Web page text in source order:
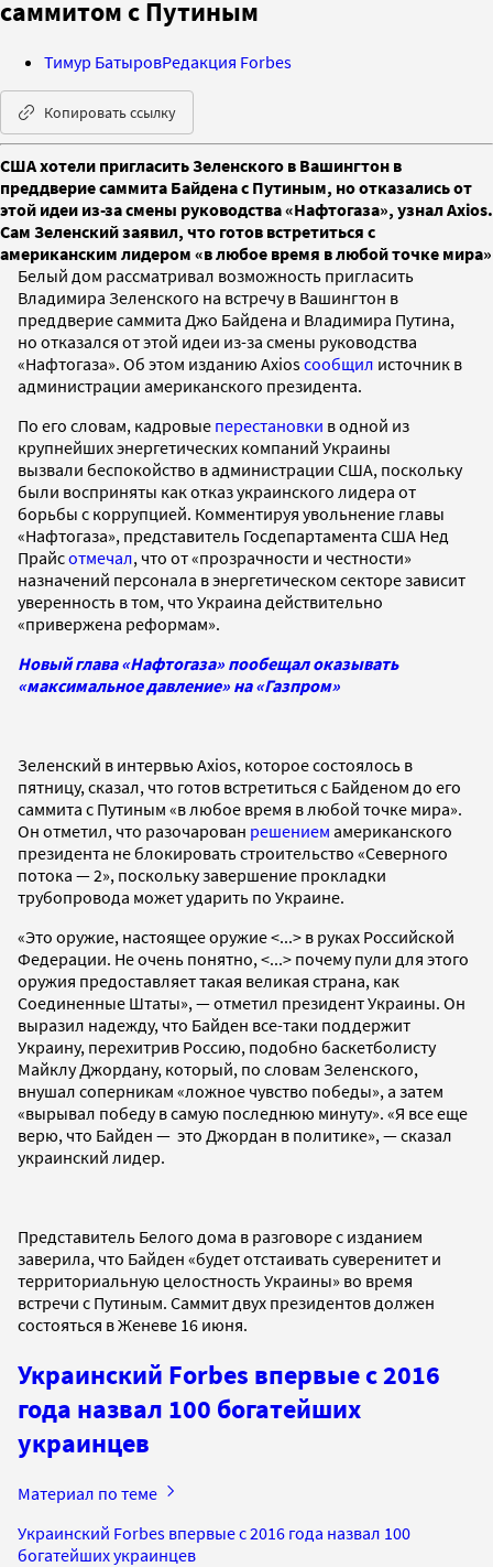
саммитом с Путиным
Тимур БатыровРедакция Forbes
Копировать ссылку
США хотели пригласить Зеленского в Вашингтон в
преддверие саммита Байдена с Путиным, но отказались от
этой идеи из-за смены руководства «Нафтогаза», узнал Axios.
Сам Зеленский заявил, что готов встретиться с
американским лидером «в любое время в любой точке мира»
Белый дом рассматривал возможность пригласить
Владимира Зеленского на встречу в Вашингтон в
преддверие саммита Джо Байдена и Владимира Путина,
но отказался от этой идеи из-за смены руководства
«Нафтогаза». Об этом изданию Axiosсообщил источник в
администрации американского президента.
По его словам, кадровые перестановки в одной из
крупнейших энергетических компаний Украины
вызвали беспокойство в администрации США, поскольку
были восприняты как отказ украинского лидера от
борьбы с коррупцией. Комментируя увольнение главы
«Нафтогаза», представитель Госдепартамента США Нед
Прайсотмечал, что от «прозрачности и честности»
назначений персонала в энергетическом секторе зависит
уверенность в том, что Украина действительно
«привержена реформам».
Новый глава «Нафтогаза» пообещал оказывать
«максимальное давление» на «Газпром»
Зеленский в интервью Axios, которое состоялось в
пятницу, сказал, что готов встретиться с Байденом до его
саммита с Путиным «в любое время в любой точке мира».
Он отметил, что разочарован решением американского
президента не блокировать строительство «Северного
потока — 2», поскольку завершение прокладки
трубопровода может ударить по Украине.
«Это оружие, настоящее оружие <...> в руках Российской
Федерации. Не очень понятно, <...> почему пули для этого
оружия предоставляет такая великая страна, как
Соединенные Штаты», — отметил президент Украины. Он
выразил надежду, что Байден все-таки поддержит
Украину, перехитрив Россию, подобно баскетболисту
Майклу Джордану, который, по словам Зеленского,
внушал соперникам «ложное чувство победы», а затем
«вырывал победу в самую последнюю минуту». «Я все еще
верю, что Байден — это Джордан в политике», — сказал
украинский лидер.
Представитель Белого дома в разговоре с изданием
заверила, что Байден «будет отстаивать суверенитет и
территориальную целостность Украины» во время
встречи с Путиным. Саммит двух президентов должен
состояться в Женеве 16 июня.
Украинский Forbes впервые с 2016
года назвал 100 богатейших
украинцев
Материал по теме
Украинский Forbes впервые с 2016 года назвал 100
богатейших украинцев